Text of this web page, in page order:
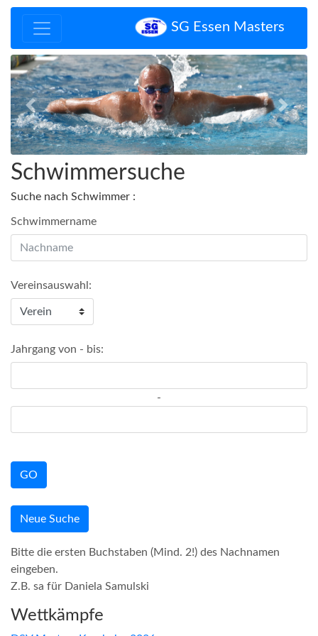
SG Essen Masters
Zurück Vor
Schwimmersuche
Suche nach Schwimmer :
Schwimmername
Vereinsauswahl:
Jahrgang von - bis:
-
GO
Neue Suche
Bitte die ersten Buchstaben (Mind. 2!) des Nachnamen
eingeben.
Z.B. sa für Daniela Samulski
Wettkämpfe